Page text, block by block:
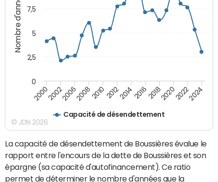
Nombre d'années
Capacité de désendettement
20002002200620082010 2012201420162018202020222024
0
2,5
5
7,5
© JDN 2026
La capacité de désendettement de Boussières évalue le
rapport entre l'encours de la dette de Boussières et son
épargne (sa capacité d'autofinancement). Ce ratio
permet de déterminer le nombre d'années que la